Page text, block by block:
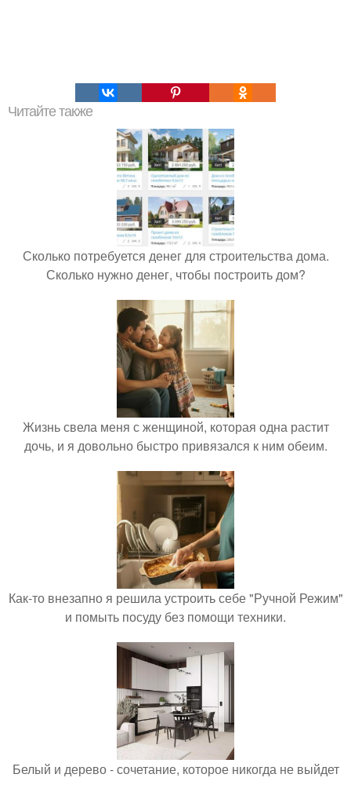
Читайте также
Сколько потребуется денег для строительства дома.
Сколько нужно денег, чтобы построить дом?
Жизнь свела меня с женщиной, которая одна растит
дочь, и я довольно быстро привязался к ним обеим.
Как-то внезапно я решила устроить себе "Ручной Режим"
и помыть посуду без помощи техники.
Белый и дерево - сочетание, которое никогда не выйдет